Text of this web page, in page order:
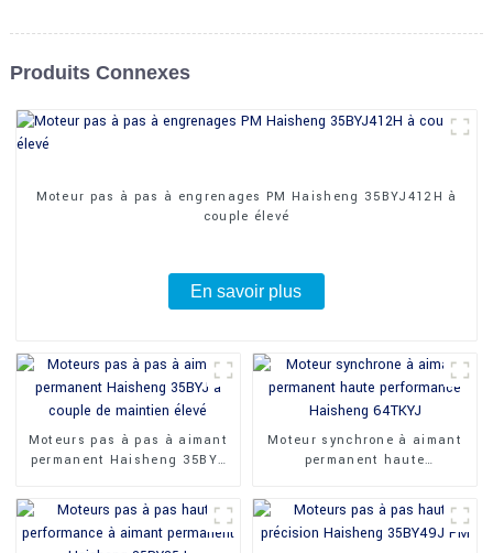
Produits Connexes
Moteur pas à pas à engrenages PM Haisheng 35BYJ412H à
couple élevé
En savoir plus
Moteurs pas à pas à aimant
permanent Haisheng 35BYJ
Moteur synchrone à aimant
permanent haute
64TKYJ